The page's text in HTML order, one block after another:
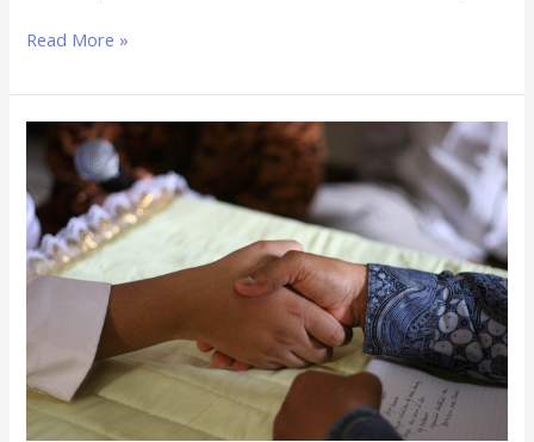
Read More »
Nikah
Siri,
Bagaimana
Hukumnya?